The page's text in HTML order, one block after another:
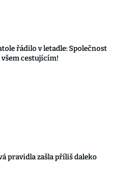
řádilo v letadle: Společnost
cestujícím!
pravidla zašla příliš daleko